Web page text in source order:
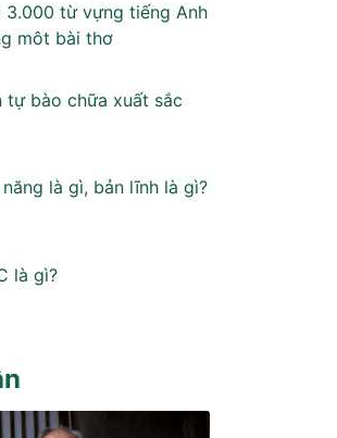
3.000 từ vựng tiếng Anh
môt bài thơ
tự bào chữa xuất sắc
năng là gì, bản lĩnh là gì?
là gì?